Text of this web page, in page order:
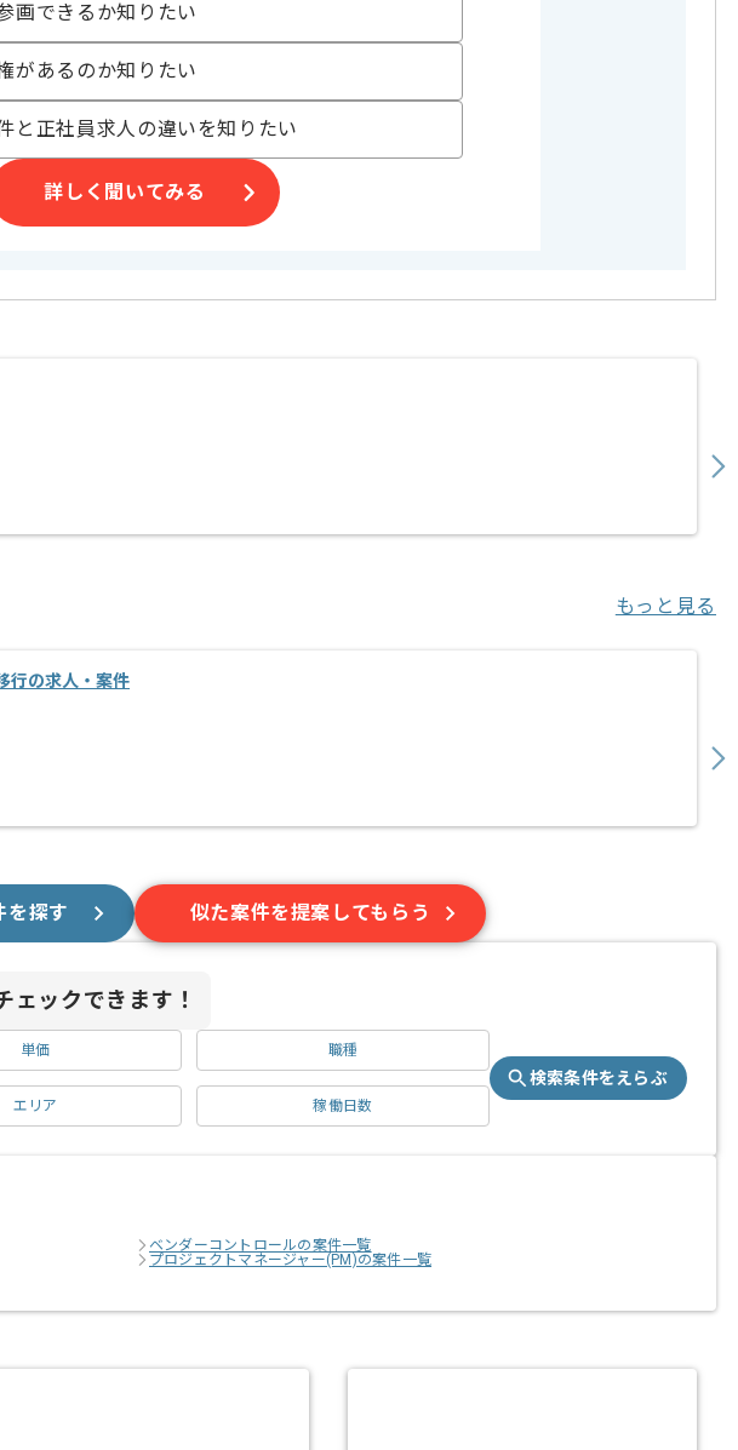
オススメの案件です。
画できるか知りたい
があるのか知りたい
と正社員求人の違いを知りたい
詳しく聞いてみる
もっと見る
行の求人・案件
を探す 似た案件を提案してもらう
ェックできます！
単価 職種
エリア 稼働日数
検索条件をえらぶ
ベンダーコントロールの案件一覧
プロジェクトマネージャー(PM)の案件一覧